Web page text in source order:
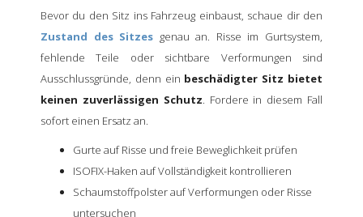
Bevor du den Sitz ins Fahrzeug einbaust, schaue dir den
Zustand des Sitzes genau an. Risse im Gurtsystem,
fehlende Teile oder sichtbare Verformungen sind
Ausschlussgründe, denn ein beschädigter Sitz bietet
keinen zuverlässigen Schutz. Fordere in diesem Fall
sofort einen Ersatz an.
Gurte auf Risse und freie Beweglichkeit prüfen
ISOFIX-Haken auf Vollständigkeit kontrollieren
Schaumstoffpolster auf Verformungen oder Risse
untersuchen